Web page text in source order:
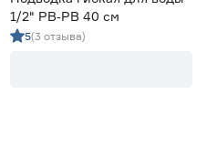
1/2" РВ‑РВ 40 см
5(3 отзыва)